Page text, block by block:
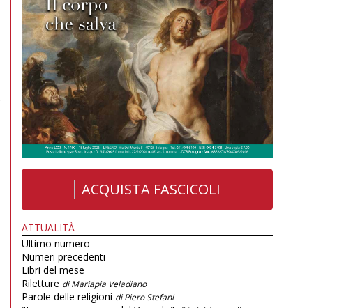
ACQUISTA FASCICOLI
ATTUALITÀ
Ultimo numero
Numeri precedenti
Libri del mese
Riletture di Mariapia Veladiano
Parole delle religioni di Piero Stefani